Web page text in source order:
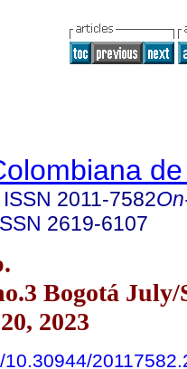
ISSN 2011-7582
2619-6107
Bogotá July/
2023